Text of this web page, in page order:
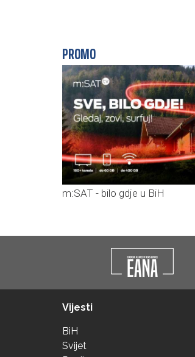
PROMO
m:SAT - bilo gdje u BiH
Vijesti
BiH
Svijet